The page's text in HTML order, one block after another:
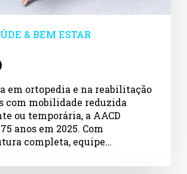
& BEM ESTAR
em ortopedia e na reabilitação
com mobilidade reduzida
ou temporária, a AACD
anos em 2025. Com
completa, equipe…